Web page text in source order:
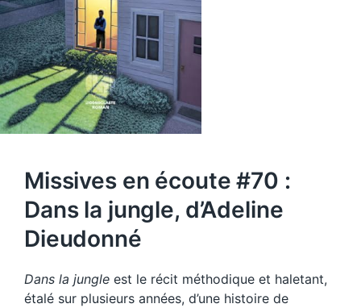
Missives en écoute #70 :
Dans la jungle, d’Adeline
Dieudonné
Dans la jungle est le récit méthodique et haletant,
étalé sur plusieurs années, d’une histoire de